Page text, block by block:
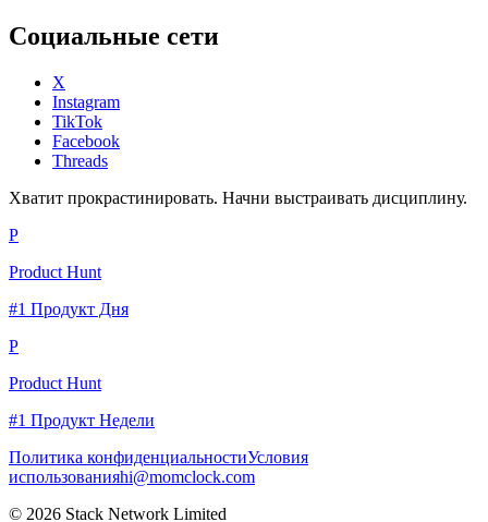
Социальные сети
X
Instagram
TikTok
Facebook
Threads
Хватит прокрастинировать. Начни выстраивать дисциплину.
P
Product Hunt
#1 Продукт Дня
P
Product Hunt
#1 Продукт Недели
Политика конфиденциальностиУсловия
использованияhi@momclock.com
© 2026 Stack Network Limited